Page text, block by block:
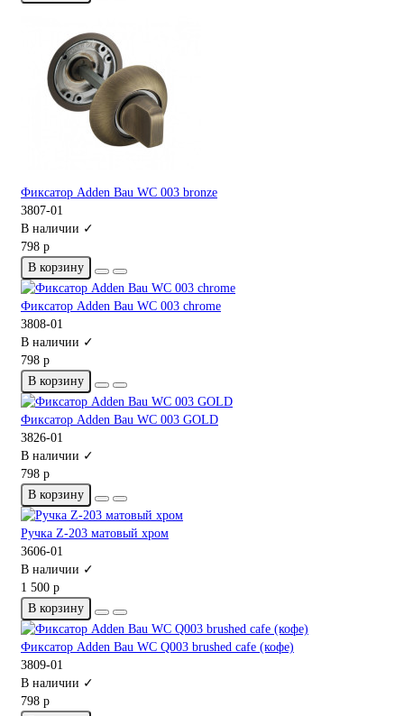
Фиксатор Adden Bau WC 003 bronze
3807-01
В наличии ✓
798 р
В корзину
Фиксатор Adden Bau WC 003 chrome
3808-01
В наличии ✓
798 р
В корзину
Фиксатор Adden Bau WC 003 GOLD
3826-01
В наличии ✓
798 р
В корзину
Ручка Z-203 матовый хром
3606-01
В наличии ✓
1 500 р
В корзину
Фиксатор Adden Bau WC Q003 brushed cafe (кофе)
3809-01
В наличии ✓
798 р